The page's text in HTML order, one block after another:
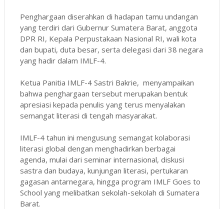
Penghargaan diserahkan di hadapan tamu undangan
yang terdiri dari Gubernur Sumatera Barat, anggota
DPR RI, Kepala Perpustakaan Nasional RI, wali kota
dan bupati, duta besar, serta delegasi dari 38 negara
yang hadir dalam IMLF-4.
Ketua Panitia IMLF-4 Sastri Bakrie, menyampaikan
bahwa penghargaan tersebut merupakan bentuk
apresiasi kepada penulis yang terus menyalakan
semangat literasi di tengah masyarakat.
IMLF-4 tahun ini mengusung semangat kolaborasi
literasi global dengan menghadirkan berbagai
agenda, mulai dari seminar internasional, diskusi
sastra dan budaya, kunjungan literasi, pertukaran
gagasan antarnegara, hingga program IMLF Goes to
School yang melibatkan sekolah-sekolah di Sumatera
Barat.